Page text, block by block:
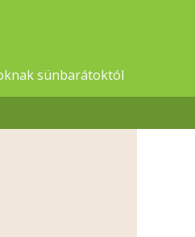
sünbarátoktól